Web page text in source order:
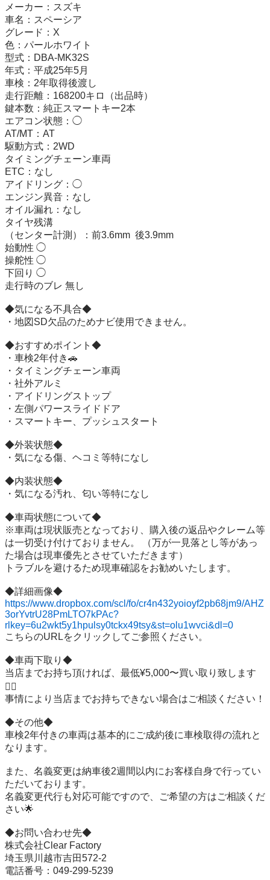
メーカー：スズキ
車名：スペーシア
グレード：X
色：パールホワイト
型式：DBA-MK32S
年式：平成25年5月
車検：2年取得後渡し
走行距離：168200キロ（出品時）
鍵本数：純正スマートキー2本
エアコン状態：◯
AT/MT：AT
駆動方式：2WD
タイミングチェーン車両
ETC：なし
アイドリング：◯
エンジン異音：なし
オイル漏れ：なし
タイヤ残溝
（センター計測）：前3.6mm  後3.9mm
始動性 ◯
操舵性 ◯
下回り ◯
走行時のブレ 無し
◆気になる不具合◆
・地図SD欠品のためナビ使用できません。
◆おすすめポイント◆
・車検2年付き🚗
・タイミングチェーン車両
・社外アルミ
・アイドリングストップ
・左側パワースライドドア
・スマートキー、プッシュスタート
◆外装状態◆
・気になる傷、ヘコミ等特になし
◆内装状態◆
・気になる汚れ、匂い等特になし
◆車両状態について◆
※車両は現状販売となっており、購入後の返品やクレーム等
は一切受け付けておりません。 （万が一見落とし等があっ
た場合は現車優先とさせていただきます）
トラブルを避けるため現車確認をお勧めいたします。
https://www.dropbox.com/scl/fo/cr4n432yoioyf2pb68jm9/AHZ
3orYvtrU28PmLTO7kPAc?
rlkey=6u2wkt5y1hpulsy0tckx49tsy&st=olu1wvci&dl=0
こちらのURLをクリックしてご参照ください。
◆車両下取り◆
当店までお持ち頂ければ、最低¥5,000〜買い取り致します
🙆‍♂️
事情により当店までお持ちできない場合はご相談ください！
◆その他◆
車検2年付きの車両は基本的にご成約後に車検取得の流れと
なります。
また、名義変更は納車後2週間以内にお客様自身で行ってい
ただいております。
名義変更代行も対応可能ですので、ご希望の方はご相談くだ
さい🌟
◆お問い合わせ先◆
株式会社Clear Factory
埼玉県川越市吉田572-2
電話番号：049-299-5239